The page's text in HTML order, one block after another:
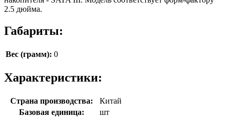
2.5 дюйма.
Габариты:
Вес (грамм): 0
Характеристики:
Страна производства:
Китай
Базовая единица:
шт